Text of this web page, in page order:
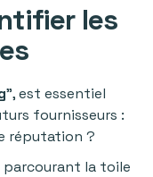
les
”, est essentiel
fournisseurs :
réputation ?
la toile